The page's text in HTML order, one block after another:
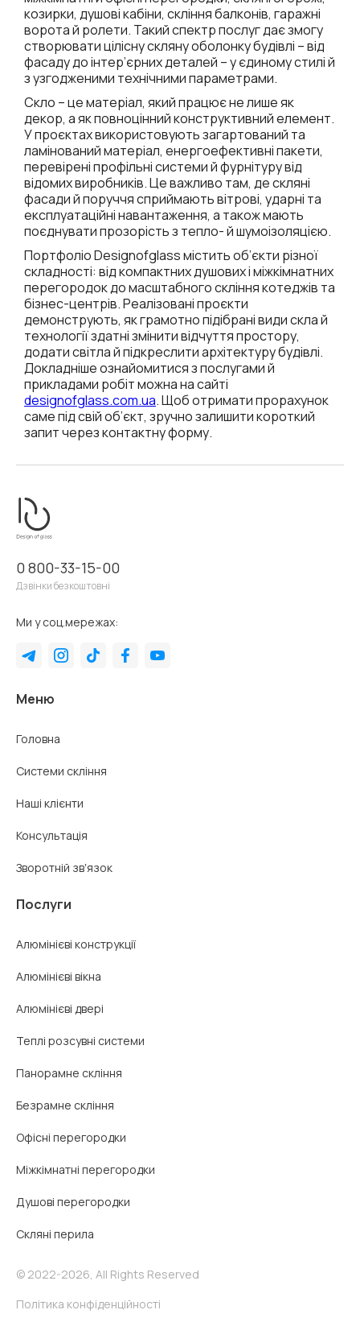
козирки, душові кабіни, скління балконів, гаражні
ворота й ролети. Такий спектр послуг дає змогу
створювати цілісну скляну оболонку будівлі – від
фасаду до інтер’єрних деталей – у єдиному стилі й
з узгодженими технічними параметрами.
Скло – це матеріал, який працює не лише як
декор, а як повноцінний конструктивний елемент.
У проєктах використовують загартований та
ламінований матеріал, енергоефективні пакети,
перевірені профільні системи й фурнітуру від
відомих виробників. Це важливо там, де скляні
фасади й поруччя сприймають вітрові, ударні та
експлуатаційні навантаження, а також мають
поєднувати прозорість з тепло- й шумоізоляцією.
Портфоліо Designofglass містить об’єкти різної
складності: від компактних душових і міжкімнатних
перегородок до масштабного скління котеджів та
бізнес-центрів. Реалізовані проєкти
демонструють, як грамотно підібрані види скла й
технології здатні змінити відчуття простору,
додати світла й підкреслити архітектуру будівлі.
Докладніше ознайомитися з послугами й
прикладами робіт можна на сайті
designofglass.com.ua. Щоб отримати прорахунок
саме під свій об’єкт, зручно залишити короткий
запит через контактну форму.
0 800-33-15-00
Дзвінки безкоштовні
Ми у соц.мережах:
Меню
Головна
Системи скління
Наші клієнти
Консультація
Зворотній звʼязок
Послуги
Алюмінієві конструкції
Алюмінієві вікна
Алюмінієві двері
Теплі розсувні системи
Панорамне скління
Безрамне скління
Офісні перегородки
Міжкімнатні перегородки
Душові перегородки
Скляні перила
© 2022-2026, All Rights Reserved
Політика конфіденційності